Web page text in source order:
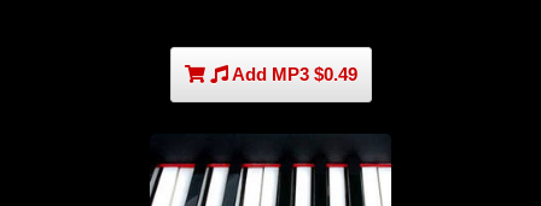
Add MP3 $0.49